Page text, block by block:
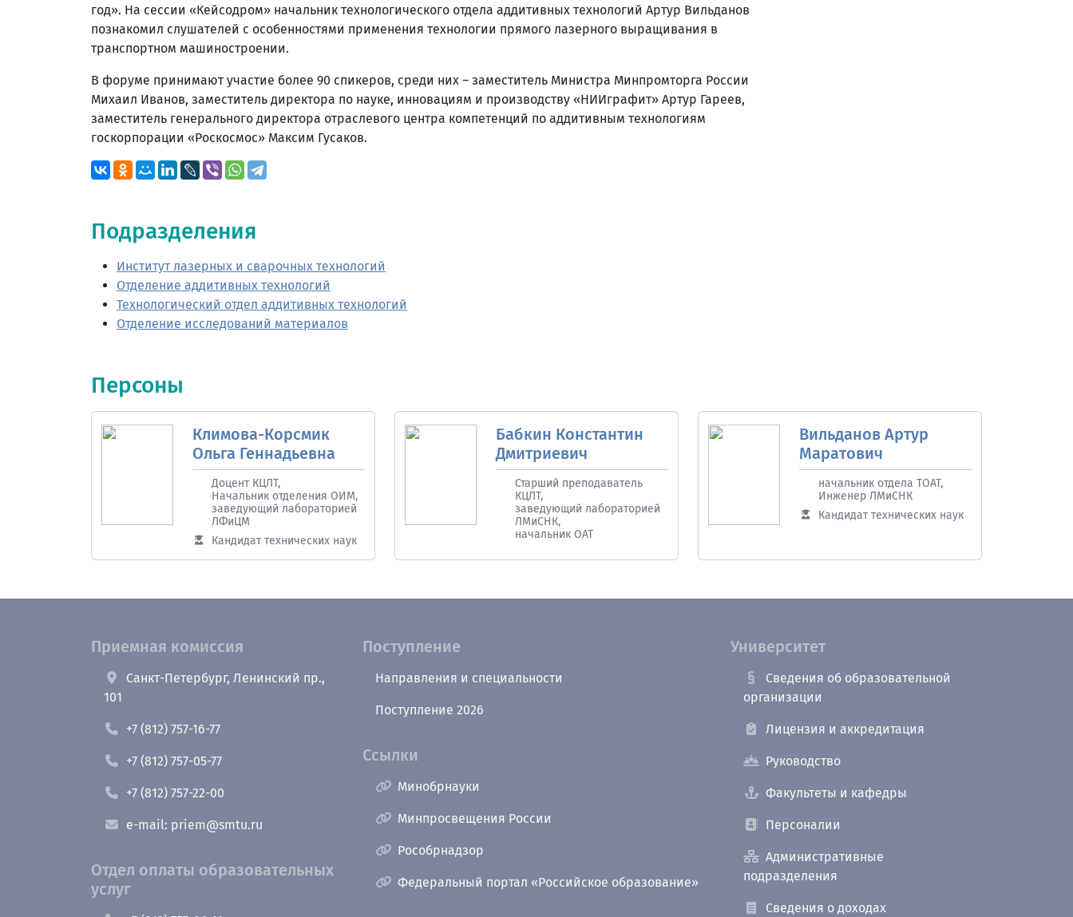
год». На сессии «Кейсодром» начальник технологического отдела аддитивных технологий Артур Вильданов
познакомил слушателей с особенностями применения технологии прямого лазерного выращивания в
транспортном машиностроении.
В форуме принимают участие более 90 спикеров, среди них – заместитель Министра Минпромторга России
Михаил Иванов, заместитель директора по науке, инновациям и производству «НИИграфит» Артур Гареев,
заместитель генерального директора отраслевого центра компетенций по аддитивным технологиям
госкорпорации «Роскосмос» Максим Гусаков.
Подразделения
Институт лазерных и сварочных технологий
Отделение аддитивных технологий
Технологический отдел аддитивных технологий
Отделение исследований материалов
Персоны
Климова-Корсмик
Ольга Геннадьевна
Доцент КЦЛТ,
Начальник отделения ОИМ,
заведующий лабораторией
ЛФиЦМ
Кандидат технических наук
Бабкин Константин
Дмитриевич
Старший преподаватель
КЦЛТ,
заведующий лабораторией
ЛМиСНК,
начальник ОАТ
Вильданов Артур
Маратович
начальник отдела ТОАТ,
Инженер ЛМиСНК
Кандидат технических наук
Приемная комиссия
Санкт-Петербург, Ленинский пр.,
101
+7 (812) 757-16-77
+7 (812) 757-05-77
+7 (812) 757-22-00
e-mail: priem@smtu.ru
Отдел оплаты образовательных
услуг
Поступление
Направления и специальности
Поступление 2026
Ссылки
Минобрнауки
Минпросвещения России
Рособрнадзор
Федеральный портал «Российское образование»
Университет
Сведения об образовательной
организации
Лицензия и аккредитация
Руководство
Факультеты и кафедры
Персоналии
Административные
подразделения
Сведения о доходах